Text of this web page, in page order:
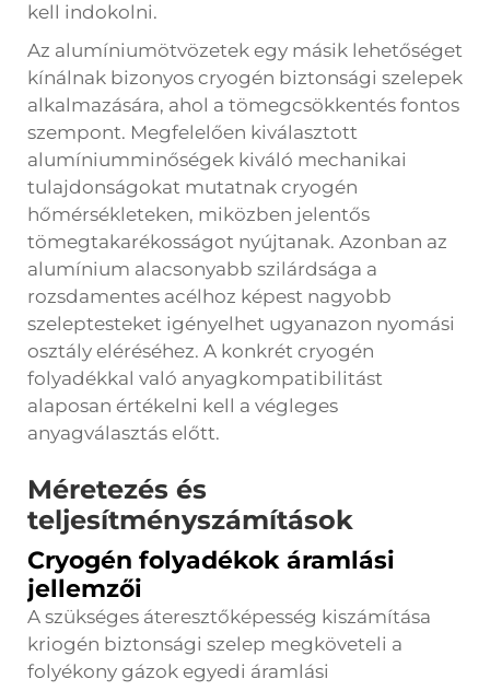
kell indokolni.
Az alumíniumötvözetek egy másik lehetőséget
kínálnak bizonyos cryogén biztonsági szelepek
alkalmazására, ahol a tömegcsökkentés fontos
szempont. Megfelelően kiválasztott
alumíniumminőségek kiváló mechanikai
tulajdonságokat mutatnak cryogén
hőmérsékleteken, miközben jelentős
tömegtakarékosságot nyújtanak. Azonban az
alumínium alacsonyabb szilárdsága a
rozsdamentes acélhoz képest nagyobb
szeleptesteket igényelhet ugyanazon nyomási
osztály eléréséhez. A konkrét cryogén
folyadékkal való anyagkompatibilitást
alaposan értékelni kell a végleges
anyagválasztás előtt.
Méretezés és
teljesítményszámítások
Cryogén folyadékok áramlási
jellemzői
A szükséges áteresztőképesség kiszámítása
kriogén biztonsági szelep megköveteli a
folyékony gázok egyedi áramlási